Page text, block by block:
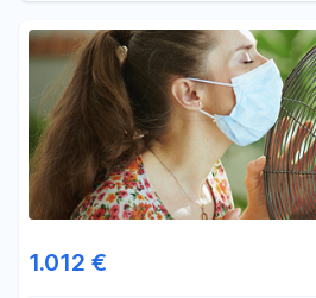
1.012 €